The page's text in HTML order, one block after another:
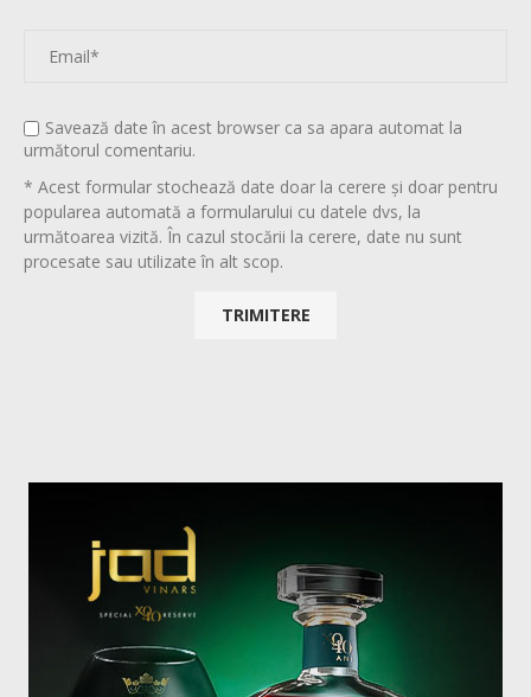
Savează date în acest browser ca sa apara automat la
următorul comentariu.
* Acest formular stochează date doar la cerere și doar pentru
popularea automată a formularului cu datele dvs, la
următoarea vizită. În cazul stocării la cerere, date nu sunt
procesate sau utilizate în alt scop.